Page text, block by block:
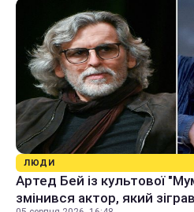
ЛЮДИ
Артед Бей із культової
змінився актор, який